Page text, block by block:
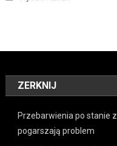
ZERKNIJ
Przebarwienia po stanie
pogarszają problem